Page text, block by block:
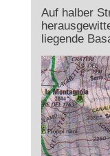
Auf halber
liegende